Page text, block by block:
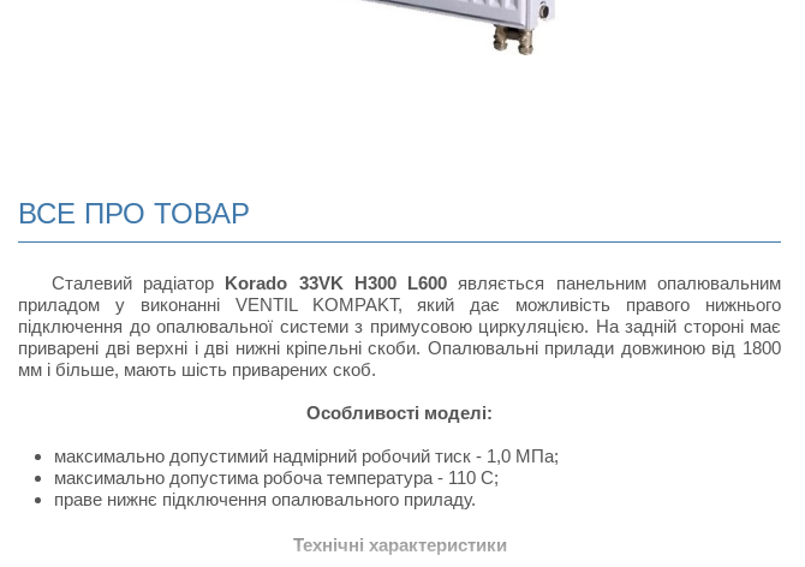
ВСЕ ПРО ТОВАР
Сталевий радіатор Korado 33VK H300 L600 являється панельним опалювальним
приладом у виконанні VENTIL KOMPAKT, який дає можливість правого нижнього
підключення до опалювальної системи з примусовою циркуляцією. На задній стороні має
приварені дві верхні і дві нижні кріпельні скоби. Опалювальні прилади довжиною від 1800
мм і більше, мають шість приварених скоб.
Особливості моделі:
максимально допустимий надмірний робочий тиск - 1,0 МПа;
максимально допустима робоча температура - 110 С;
праве нижнє підключення опалювального приладу.
Технічні характеристики